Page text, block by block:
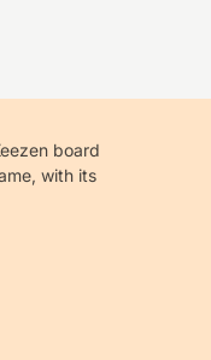
board
with its